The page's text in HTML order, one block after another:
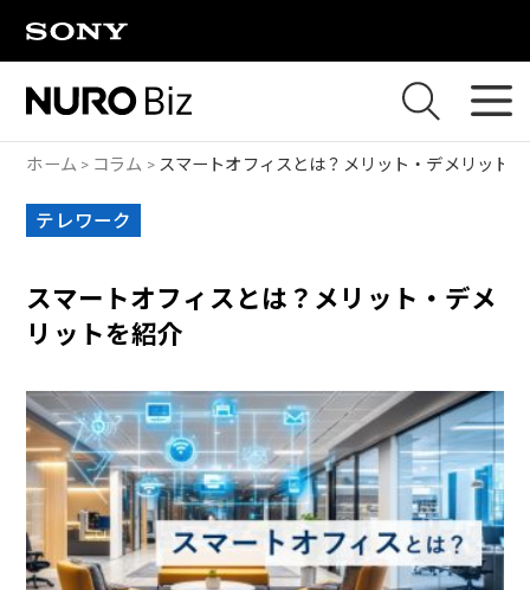
ホーム コラム スマートオフィスとは？メリット・デメリット
テレワーク
スマートオフィスとは？メリット・デメ
リットを紹介